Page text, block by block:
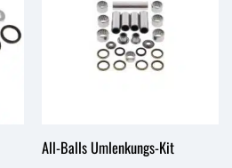
All-Balls Umlenkungs-Kit